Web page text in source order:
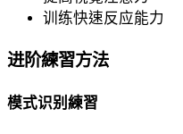
训练快速反应能力
进阶練習方法
模式识别練習